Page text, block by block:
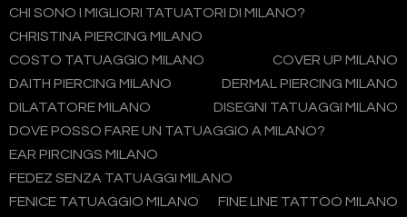
CHI SONO I MIGLIORI TATUATORI DI MILANO?
CHRISTINA PIERCING MILANO
COSTO TATUAGGIO MILANO
COVER UP MILANO
DAITH PIERCING MILANO
DERMAL PIERCING MILANO
DILATATORE MILANO
DISEGNI TATUAGGI MILANO
DOVE POSSO FARE UN TATUAGGIO A MILANO?
EAR PIRCINGS MILANO
FEDEZ SENZA TATUAGGI MILANO
FENICE TATUAGGIO MILANO
FINE LINE TATTOO MILANO